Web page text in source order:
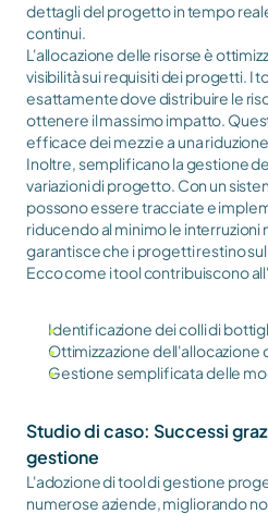
dettagli del progetto in tempo
continui.
L'allocazione delle risorse è
visibilità sui requisiti dei progetti. I
esattamente dove distribuire le
ottenere il massimo impatto.
efficace dei mezzi e a una
Inoltre, semplificano la gestione
variazioni di progetto. Con un
possono essere tracciate e
riducendo al minimo le interruzioni
garantisce che i progetti restino
Ecco come i tool contribuiscono
Identificazione dei colli di
Ottimizzazione dell'allocazione
Gestione semplificata delle
Studio di caso: Successi
gestione
L'adozione di tool di gestione
numerose aziende, migliorando